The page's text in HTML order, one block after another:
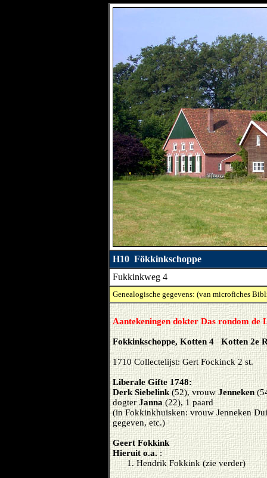
H10 Fökkinkschoppe
Fukkinkweg 4
Genealogische gegevens: (van microfiches
Aantekeningen dokter Das rondom de
Fokkinkschoppe, Kotten 4 Kotten 2e
1710 Collectelijst: Gert Fockinck 2 st.
Liberale Gifte 1748:
Derk Siebelink (52), vrouwJenneken
dogterJanna(22), 1 paard
(in Fokkinkhuisken: vrouw Jenneken
gegeven, etc.)
Geert Fokkink
Hieruit o.a.:
Hendrik Fokkink (zie verder)